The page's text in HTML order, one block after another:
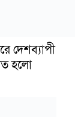
দেশব্যাপী
হলো